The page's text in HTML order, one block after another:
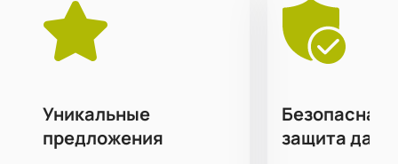
это мероприятие на нашем сайте по выгодной цене.
Свободные места быстро исчезают, но билеты в
наличии пока еще есть, так что не затягивайте с
Подарите себе невероятные впечатления от
посещения концерта своего любимого
исполнителя!
Уникальные
предложения
Безопасная
защита